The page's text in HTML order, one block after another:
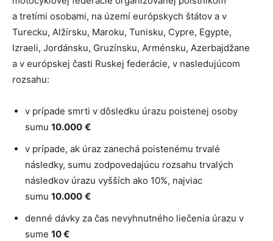
a tretími osobami, na území európskych štátov a v
Turecku, Alžírsku, Maroku, Tunisku, Cypre, Egypte,
Izraeli, Jordánsku, Gruzínsku, Arménsku, Azerbajdžane
a v európskej časti Ruskej federácie, v nasledujúcom
rozsahu:
v prípade smrti v dôsledku úrazu poistenej osoby
sumu 10.000 €
v prípade, ak úraz zanechá poistenému trvalé
následky, sumu zodpovedajúcu rozsahu trvalých
následkov úrazu vyšších ako 10%, najviac
sumu 10.000 €
denné dávky za čas nevyhnutného liečenia úrazu v
sume 10 €